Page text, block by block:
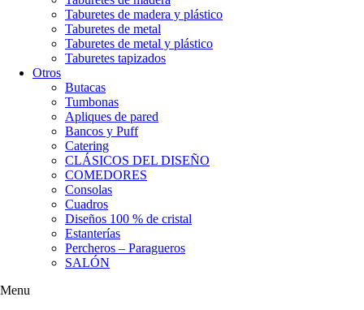
Taburetes de madera y plástico
Taburetes de metal
Taburetes de metal y plástico
Taburetes tapizados
Otros
Butacas
Tumbonas
Apliques de pared
Bancos y Puff
Catering
CLÁSICOS DEL DISEÑO
COMEDORES
Consolas
Cuadros
Diseños 100 % de cristal
Estanterías
Percheros – Paragueros
SALÓN
Menu